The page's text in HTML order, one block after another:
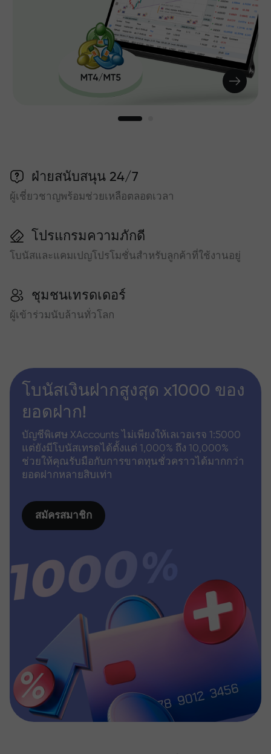
ฝ่ายสนับสนุน 24/7
ผู้เชี่ยวชาญพร้อมช่วยเหลือตลอดเวลา
โปรแกรมความภักดี
โบนัสและแคมเปญโปรโมชั่นสำหรับลูกค้าที่ใช้งานอยู่
ชุมชนเทรดเดอร์
ผู้เข้าร่วมนับล้านทั่วโลก
โบนัสเงินฝากสูงสุด x1000 ของ
ยอดฝาก!
บัญชีพิเศษ XAccounts ไม่เพียงให้เลเวอเรจ 1:5000
แต่ยังมีโบนัสเทรดได้ตั้งแต่ 1,000% ถึง 10,000%
ช่วยให้คุณรับมือกับการขาดทุนชั่วคราวได้มากกว่า
ยอดฝากหลายสิบเท่า
สมัครสมาชิก